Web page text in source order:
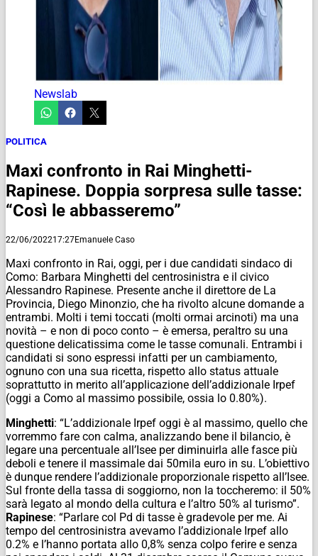
Newslab
POLITICA
Maxi confronto in Rai Minghetti-
Rapinese. Doppia sorpresa sulle tasse:
“Così le abbasseremo”
22/06/202217:27Emanuele Caso
Maxi confronto in Rai, oggi, per i due candidati sindaco di
Como: Barbara Minghetti del centrosinistra e il civico
Alessandro Rapinese. Presente anche il direttore de La
Provincia, Diego Minonzio, che ha rivolto alcune domande a
entrambi. Molti i temi toccati (molti ormai arcinoti) ma una
novità – e non di poco conto – è emersa, peraltro su una
questione delicatissima come le tasse comunali. Entrambi i
candidati si sono espressi infatti per un cambiamento,
ognuno con una sua ricetta, rispetto allo status attuale
soprattutto in merito all’applicazione dell’addizionale Irpef
(oggi a Como al massimo possibile, ossia lo 0.80%).
Minghetti: “L’addizionale Irpef oggi è al massimo, quello che
vorremmo fare con calma, analizzando bene il bilancio, è
legare una percentuale all’Isee per diminuirla alle fasce più
deboli e tenere il massimale dai 50mila euro in su. L’obiettivo
è dunque rendere l’addizionale proporzionale rispetto all’Isee.
Sul fronte della tassa di soggiorno, non la toccheremo: il 50%
sarà legato al mondo della cultura e l’altro 50% al turismo”.
Rapinese: “Parlare col Pd di tasse è gradevole per me. Ai
tempo del centrosinistra avevamo l’addizionale Irpef allo
0.2% e l’hanno portata allo 0,8% senza colpo ferire e senza